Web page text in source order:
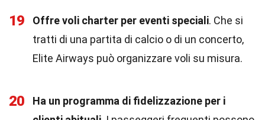
19 Offre voli charter per eventi speciali. Che si
tratti di una partita di calcio o di un concerto,
Elite Airways può organizzare voli su misura.
20
Ha un programma di fidelizzazione per i